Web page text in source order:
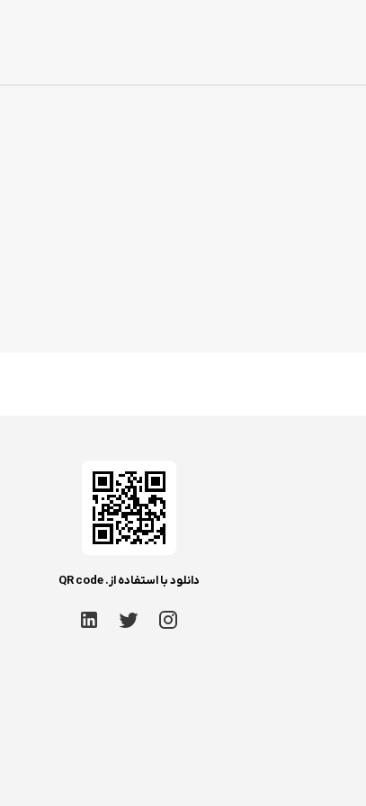
دانلود با استفاده از. QR code